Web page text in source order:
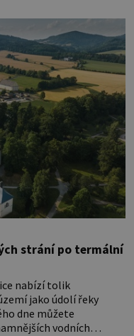
strání po termální
nabízí tolik
jako údolí řeky
dne můžete
vodních